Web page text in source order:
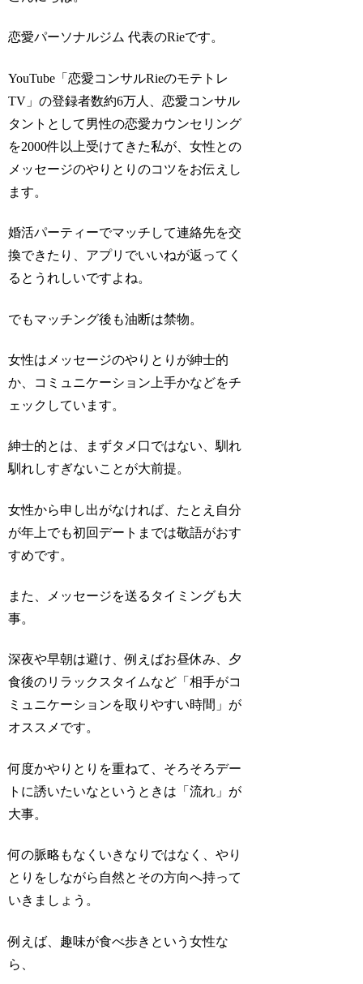
恋愛パーソナルジム 代表のRieです。
YouTube「恋愛コンサルRieのモテトレ
TV」の登録者数約6万人、恋愛コンサル
タントとして男性の恋愛カウンセリング
を2000件以上受けてきた私が、女性との
メッセージのやりとりのコツをお伝えし
ます。
婚活パーティーでマッチして連絡先を交
換できたり、アプリでいいねが返ってく
るとうれしいですよね。
でもマッチング後も油断は禁物。
女性はメッセージのやりとりが紳士的
か、コミュニケーション上手かなどをチ
ェックしています。
紳士的とは、まずタメ口ではない、馴れ
馴れしすぎないことが大前提。
女性から申し出がなければ、たとえ自分
が年上でも初回デートまでは敬語がおす
すめです。
また、メッセージを送るタイミングも大
事。
深夜や早朝は避け、例えばお昼休み、夕
食後のリラックスタイムなど「相手がコ
ミュニケーションを取りやすい時間」が
オススメです。
何度かやりとりを重ねて、そろそろデー
トに誘いたいなというときは「流れ」が
大事。
何の脈略もなくいきなりではなく、やり
とりをしながら自然とその方向へ持って
いきましょう。
例えば、趣味が食べ歩きという女性な
ら、